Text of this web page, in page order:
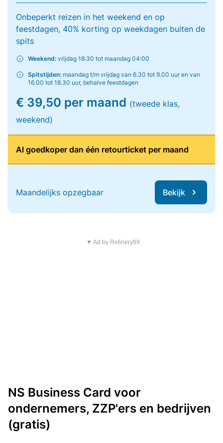
Onbeperkt reizen in het weekend en op
feestdagen, 40% korting op weekdagen buiten de
spits
Weekend: vrijdag 18:30 tot maandag 04:00
Spitstijden: maandag t/m vrijdag van 6.30 tot 9.00 uur en van
16.00 tot 18.30 uur, behalve feestdagen
€ 39,50 per maand (tweede klas,
weekend)
Al goedkoper dan één retourticket per maand
Maandelijks opzegbaar Bekijk
▼ Ad by Refinery89
NS Business Card voor
ondernemers, ZZP'ers en bedrijven
(gratis)